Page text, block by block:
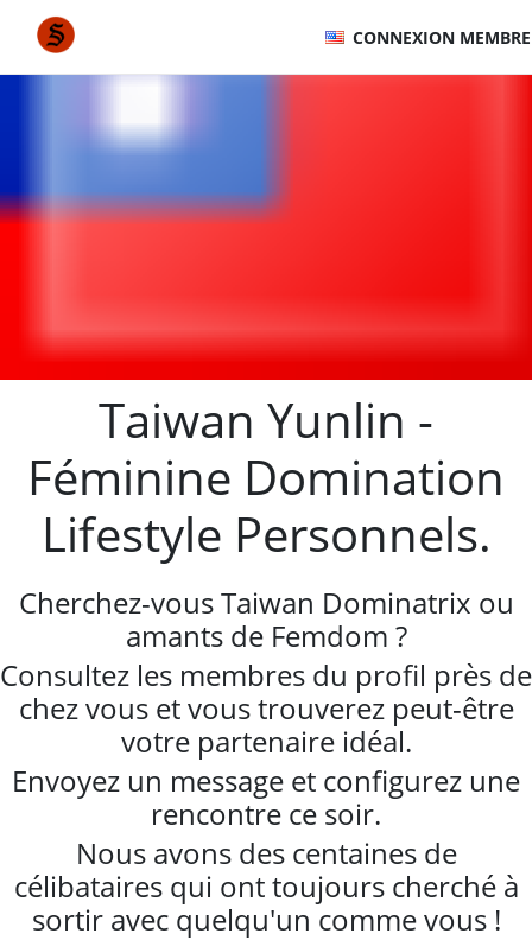
CONNEXION MEMBRE
Taiwan Yunlin -
Féminine Domination
Lifestyle Personnels.
Cherchez-vous Taiwan Dominatrix ou
amants de Femdom ?
Consultez les membres du profil près de
chez vous et vous trouverez peut-être
votre partenaire idéal.
Envoyez un message et configurez une
rencontre ce soir.
Nous avons des centaines de
célibataires qui ont toujours cherché à
sortir avec quelqu'un comme vous !